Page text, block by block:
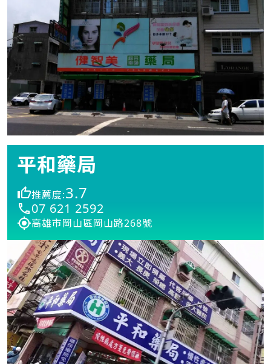
平和藥局
推薦度:3.7
07 621 2592
高雄市岡山區岡山路268號